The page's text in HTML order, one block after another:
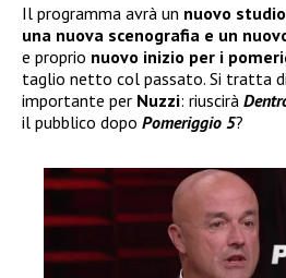
Il programma avrà un nuovo
una nuova scenografia e un
e proprio nuovo inizio per i
taglio netto col passato. Si tratta
importante per Nuzzi: riuscirà
il pubblico dopo Pomeriggio 5?